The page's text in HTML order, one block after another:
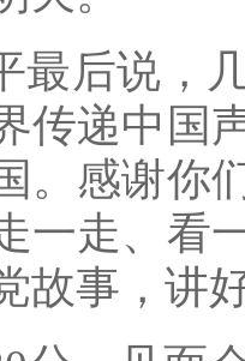
最后说，
传递中国
。感谢你
一走、看
故事，讲